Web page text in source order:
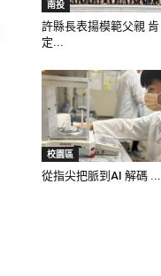
南投
許縣長表揚模範父親 肯
定...
校園區
從指尖把脈到AI 解碼 ...